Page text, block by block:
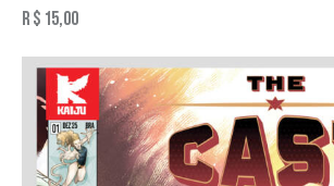
R$ 15,00